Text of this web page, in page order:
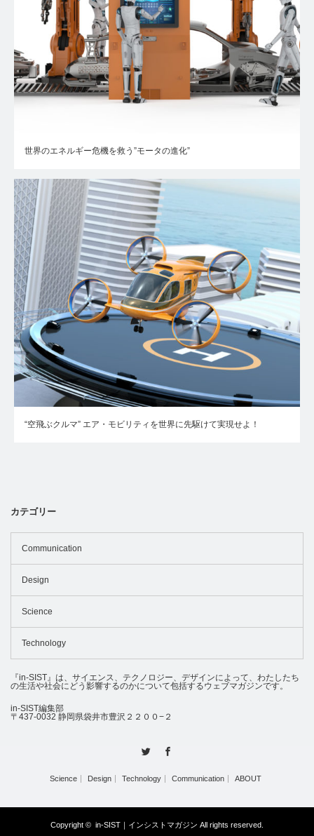
世界のエネルギー危機を救う”モータの進化”
“空飛ぶクルマ” エア・モビリティを世界に先駆けて実現せよ！
カテゴリー
Communication
Design
Science
Technology
『in-SIST』は、サイエンス、テクノロジー、デザインによって、わたしたち
の生活や社会にどう影響するのかについて包括するウェブマガジンです。
in-SIST編集部
〒437-0032 静岡県袋井市豊沢２２００−２
Science Design Technology Communication ABOUT
Copyright © in-SIST｜インシストマガジン All rights reserved.